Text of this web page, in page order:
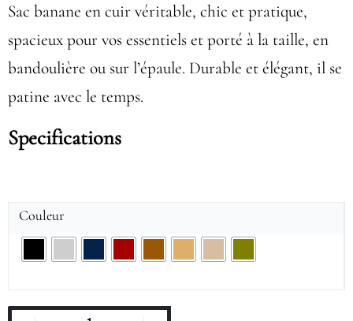
Sac banane en cuir véritable, chic et pratique,
spacieux pour vos essentiels et porté à la taille, en
bandoulière ou sur l’épaule. Durable et élégant, il se
patine avec le temps.
Specifications
Couleur